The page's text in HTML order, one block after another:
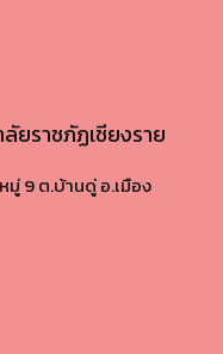
ยราชภัฏเชียงราย
9 ต.บ้านดู่ อ.เมือง